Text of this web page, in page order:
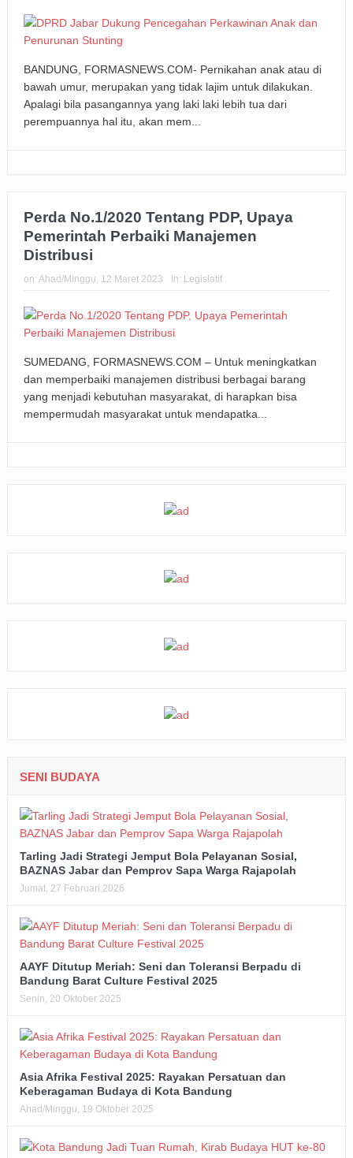
BANDUNG, FORMASNEWS.COM- Pernikahan anak atau di
bawah umur, merupakan yang tidak lajim untuk dilakukan.
Apalagi bila pasangannya yang laki laki lebih tua dari
perempuannya hal itu, akan mem...
Perda No.1/2020 Tentang PDP, Upaya
Pemerintah Perbaiki Manajemen
Distribusi
on: Ahad/Minggu, 12 Maret 2023 In: Legislatif
SUMEDANG, FORMASNEWS.COM – Untuk meningkatkan
dan memperbaiki manajemen distribusi berbagai barang
yang menjadi kebutuhan masyarakat, di harapkan bisa
mempermudah masyarakat untuk mendapatka...
SENI BUDAYA
Tarling Jadi Strategi Jemput Bola Pelayanan Sosial,
BAZNAS Jabar dan Pemprov Sapa Warga Rajapolah
Jumat, 27 Februari 2026
AAYF Ditutup Meriah: Seni dan Toleransi Berpadu di
Bandung Barat Culture Festival 2025
Senin, 20 Oktober 2025
Asia Afrika Festival 2025: Rayakan Persatuan dan
Keberagaman Budaya di Kota Bandung
Ahad/Minggu, 19 Oktober 2025